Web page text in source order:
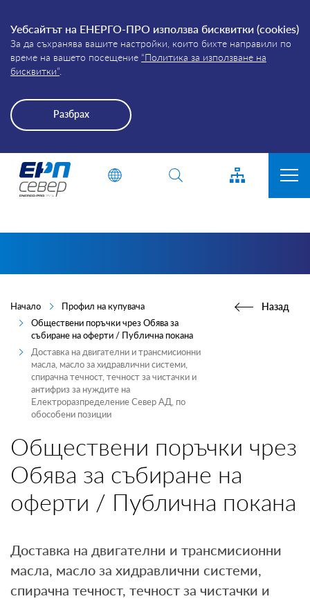
Уебсайтът на ЕНЕРГО-ПРО използва бисквитки (cookies)
За да съхранява вашите настройки, които бихте направили по
време на вашето посещение “Политика за използване на
бисквитки”
Разбрах
Въведете дума или фраза
Energo-
ПРЕКЪСВАНИЯ
КЛИЕНТИ
ПРОИЗВОДИТЕЛИ
ТЪРГОВЦИ
ТЪРГОВЕ И ПРОДАЖБИ
MYENERGO-PRO
Начало
Профил на купувача
Обществени поръчки чрез Обява за
събиране на оферти / Публична покана
Доставка на двигателни и трансмисионни
масла, масло за хидравлични системи,
спирачна течност, течност за чистачки и
антифриз за нуждите на
Електроразпределение Север АД, по
обособени позиции
Назад
Обществени поръчки чрез
Обява за събиране на
оферти / Публична покана
Доставка на двигателни и трансмисионни
масла, масло за хидравлични системи,
спирачна течност, течност за чистачки и